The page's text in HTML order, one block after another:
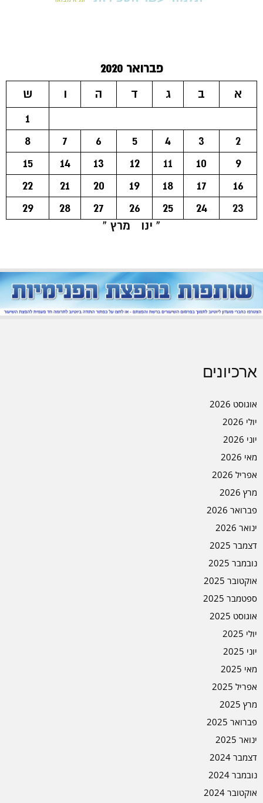
פברואר 2020
א
ב ג ד ה ו
ש
1
2
3
4
5
6
7
8
9
10
11
12
13
14
15
16
17
18
19
20
21
22
23
24
25
26
27
28
29
« ינו
מרץ »
ארכיונים
אוגוסט 2026
יולי 2026
יוני 2026
מאי 2026
אפריל 2026
מרץ 2026
פברואר 2026
ינואר 2026
דצמבר 2025
נובמבר 2025
אוקטובר 2025
ספטמבר 2025
אוגוסט 2025
יולי 2025
יוני 2025
מאי 2025
אפריל 2025
מרץ 2025
פברואר 2025
ינואר 2025
דצמבר 2024
נובמבר 2024
אוקטובר 2024